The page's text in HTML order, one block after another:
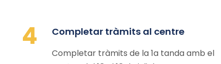
4 Completar tràmits al centre
Completar tràmits de la 1a tanda amb el